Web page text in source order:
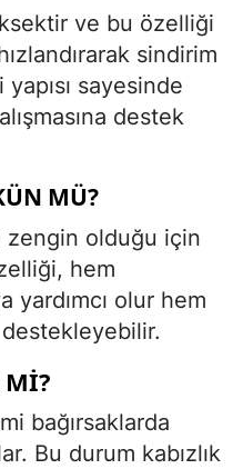
ve bu özelliği
sindirim
sayesinde
destek
MÜ?
zengin olduğu için
hem
yardımcı olur hem
MI?
bağırsaklarda
Bu durum kabızlık